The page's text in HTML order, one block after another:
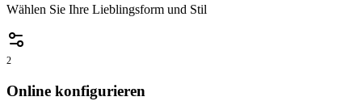
Wählen Sie Ihre Lieblingsform und Stil
2
Online konfigurieren